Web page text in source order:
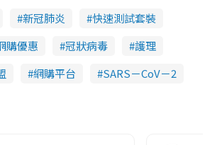
新冠肺炎
快速測試套裝
購優惠 冠狀病毒
護理
網購平台 SARS－CoV－2